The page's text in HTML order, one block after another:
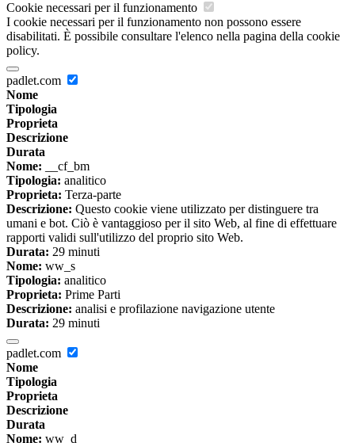
Cookie necessari per il funzionamento
I cookie necessari per il funzionamento non possono essere
disabilitati. È possibile consultare l'elenco nella pagina della cookie
policy.
padlet.com
Nome
Tipologia
Proprieta
Descrizione
Durata
Nome: __cf_bm
Tipologia: analitico
Proprieta: Terza-parte
Descrizione: Questo cookie viene utilizzato per distinguere tra
umani e bot. Ciò è vantaggioso per il sito Web, al fine di effettuare
rapporti validi sull'utilizzo del proprio sito Web.
Durata: 29 minuti
Nome: ww_s
Tipologia: analitico
Proprieta: Prime Parti
Descrizione: analisi e profilazione navigazione utente
Durata: 29 minuti
padlet.com
Nome
Tipologia
Proprieta
Descrizione
Durata
Nome: ww_d